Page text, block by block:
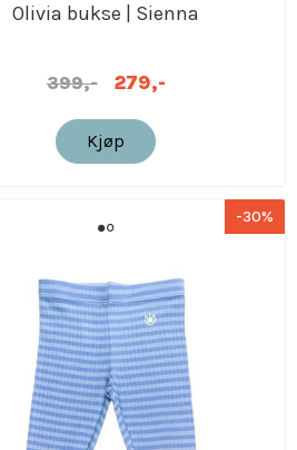
Olivia bukse | Sienna
399,- 279,-
Kjøp
-30%